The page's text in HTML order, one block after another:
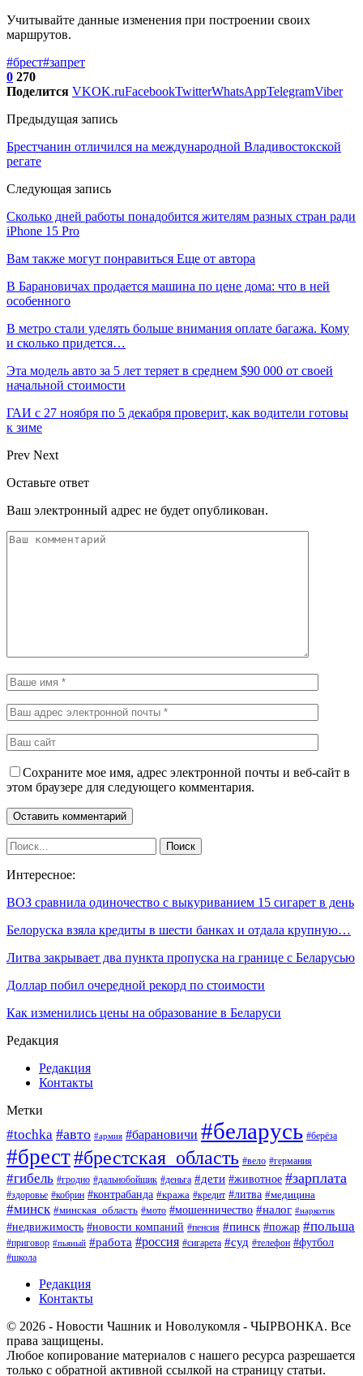
Учитывайте данные изменения при построении своих
маршрутов.
#брест#запрет
0 270
Поделится VKOK.ruFacebookTwitterWhatsAppTelegramViber
Предыдущая запись
Брестчанин отличился на международной Владивостокской
регате
Следующая запись
Сколько дней работы понадобится жителям разных стран ради
iPhone 15 Pro
Вам также могут понравиться Еще от автора
В Барановичах продается машина по цене дома: что в ней
особенного
В метро стали уделять больше внимания оплате багажа. Кому
и сколько придется…
Эта модель авто за 5 лет теряет в среднем $90 000 от своей
начальной стоимости
ГАИ с 27 ноября по 5 декабря проверит, как водители готовы
к зиме
Prev Next
Оставьте ответ
Ваш электронный адрес не будет опубликован.
Сохраните мое имя, адрес электронной почты и веб-сайт в
этом браузере для следующего комментария.
Интересное:
ВОЗ сравнила одиночество с выкуриванием 15 сигарет в день
Белоруска взяла кредиты в шести банках и отдала крупную…
Литва закрывает два пункта пропуска на границе с Беларусью
Доллар побил очередной рекорд по стоимости
Как изменились цены на образование в Беларуси
Редакция
Редакция
Контакты
Метки
#tochka #авто #армия #барановичи #беларусь #берёза
#брест#брестская_область #вело #германия
#гибель #гродно #дальнобойщик #деньга #дети #животное #зарплата
#здоровье #кобрин #контрабанда #кража #кредит #литва #медицина
#минск #минская_область #мото #мошенничество #налог #наркотик
#недвижимость #новости компаний #пенсия #пинск #пожар #польша
#приговор #пьяный #работа #россия #сигарета #суд #телефон #футбол
#школа
Редакция
Контакты
© 2026 - Новости Чашник и Новолукомля - ЧЫРВОНКА. Все
права защищены.
Любое копирование материалов с нашего ресурса разрешается
только с обратной активной ссылкой на страницу статьи.